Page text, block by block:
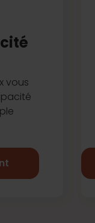
vous